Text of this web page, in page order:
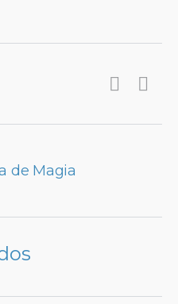
de Magia